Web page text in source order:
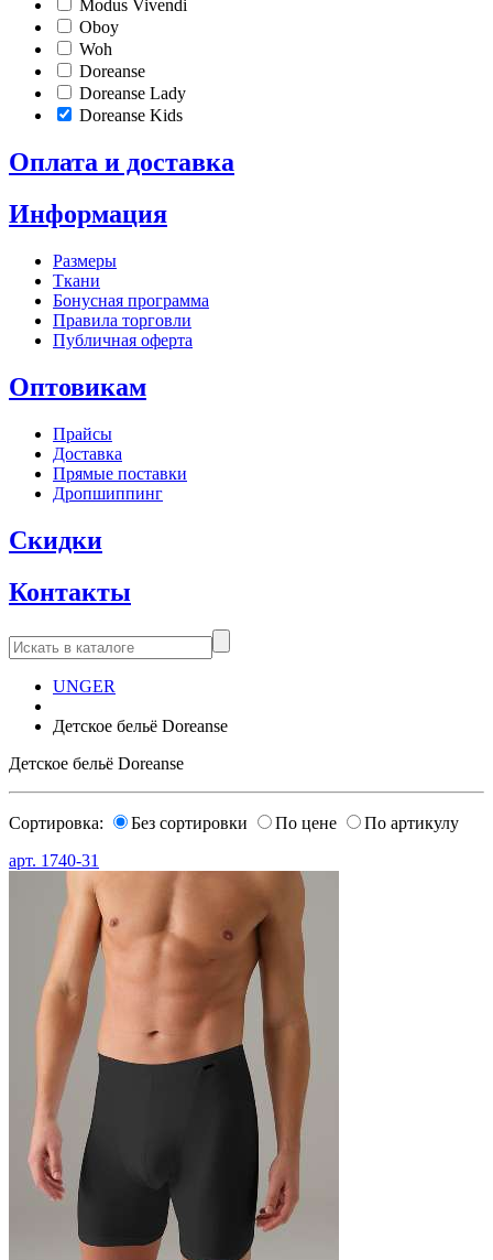
Modus Vivendi
Oboy
Woh
Doreanse
Doreanse Lady
Doreanse Kids
Оплата и доставка
Информация
Размеры
Ткани
Бонусная программа
Правила торговли
Публичная оферта
Оптовикам
Прайсы
Доставка
Прямые поставки
Дропшиппинг
Скидки
Контакты
UNGER
Детское бельё Doreanse
Детское бельё Doreanse
Сортировка: Без сортировки По цене
По артикулу
арт. 1740-31